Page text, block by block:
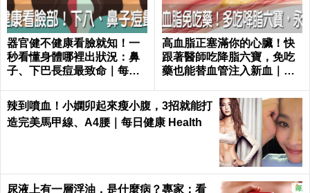
器官健不健康看臉就知！一
秒看懂身體哪裡出狀況：鼻
子、下巴長痘最致命｜每日
高血脂正塞滿你的心臟！快
跟著醫師吃降脂六寶，免吃
藥也能替血管注入新血｜每
辣到噴血！小嫻卯起來瘦小腹，3招就能打
造完美馬甲線、A4腰｜每日健康 Health
尿液上有一層浮油，是什麼病？專家：看